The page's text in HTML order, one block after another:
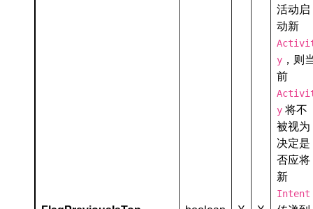
活动启
动新
y，则
前
y将不
被视为
决定是
否应将
新
Intent